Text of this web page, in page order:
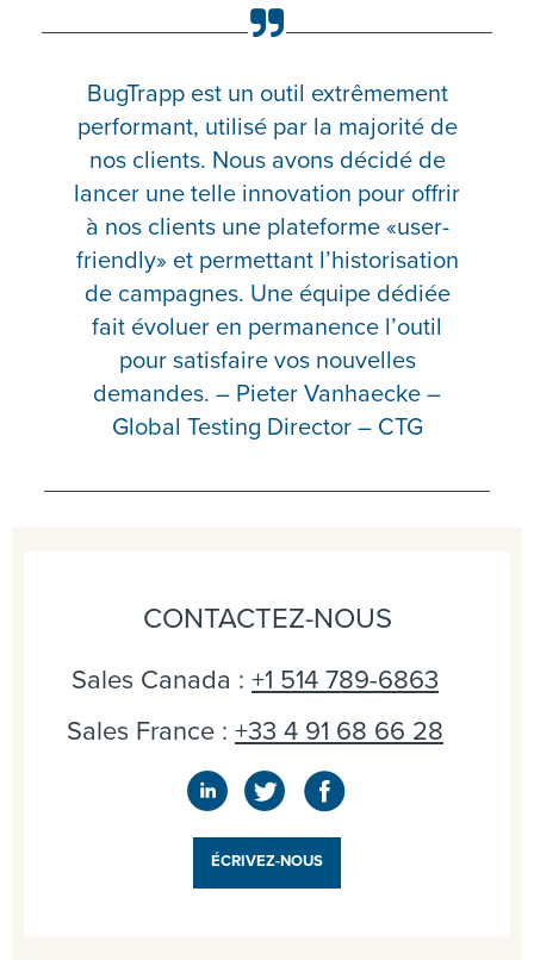
BugTrapp est un outil extrêmement
performant, utilisé par la majorité de
nos clients. Nous avons décidé de
lancer une telle innovation pour offrir
à nos clients une plateforme «user-
friendly» et permettant l’historisation
de campagnes. Une équipe dédiée
fait évoluer en permanence l’outil
pour satisfaire vos nouvelles
demandes. – Pieter Vanhaecke –
Global Testing Director – CTG
CONTACTEZ-NOUS
Sales Canada : +1 514 789-6863
Sales France : +33 4 91 68 66 28
ÉCRIVEZ-NOUS